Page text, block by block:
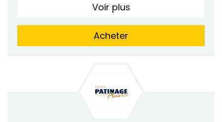
Voir plus
Acheter